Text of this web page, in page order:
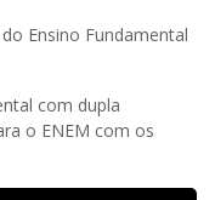
Ensino Fundamental
com dupla
o ENEM com os